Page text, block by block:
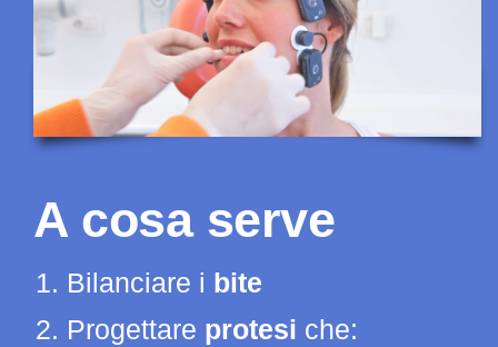
A cosa serve
Bilanciare i bite
Progettare protesi che: